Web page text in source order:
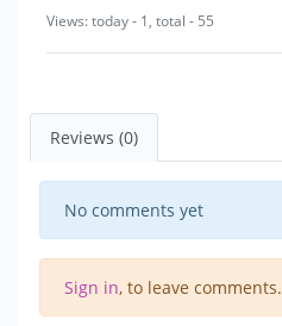
Views: today - 1, total - 55
Reviews (0)
No comments yet
Sign in, to leave comments.